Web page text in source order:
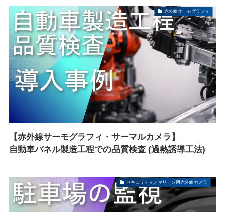
赤外線サーモグラフィ
【赤外線サーモグラフィ・サーマルカメラ】
自動車パネル製造工程での品質検査 (過熱誘導工法)
セキュリティ／マリーン用赤外線カメラ